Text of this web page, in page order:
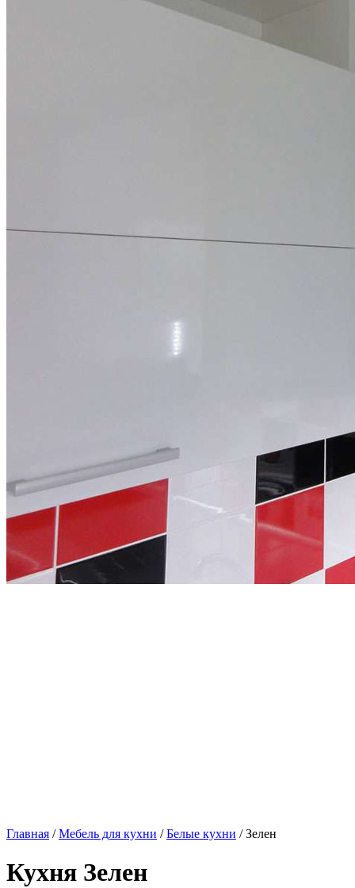
Главная /Мебель для кухни /Белые кухни / Зелен
Кухня Зелен